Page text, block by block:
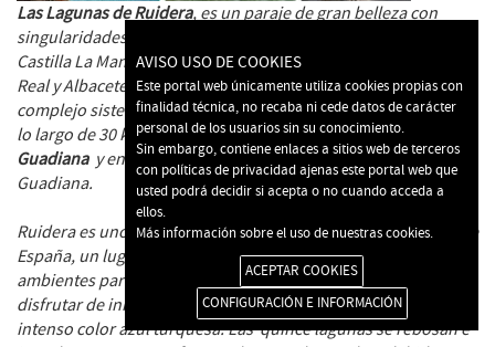
Las Lagunas de Ruidera, es un paraje de gran belleza con
singularidades paisajísticas y geológicas, localizado en
Castilla La Mancha, en los límites de las provincias de Ciudad
Real y Albacete. Este parque natural está formado por un
complejo sistema lagunar formado por quince lagunas, que a
lo largo de 30 kilómetros constituyen el valle delAlto
Guadianay en su parte más alta el lugar de nacimiento del río
Guadiana.
Ruidera es uno de los parajes naturales más sorprendentes de
España, un lugar de gran valor paisajístico, con diversidad de
ambientes para descubrir y recorrer conociendo sus lagunas,
disfrutar de inmensas lagunas, de aguas trasparentes e
intenso color azul turquesa. Las quince lagunas se rebosan e
AVISO USO DE COOKIES
Este portal web únicamente utiliza cookies propias con
finalidad técnica, no recaba ni cede datos de carácter
personal de los usuarios sin su conocimiento.
Sin embargo, contiene enlaces a sitios web de terceros
con políticas de privacidad ajenas este portal web que
usted podrá decidir si acepta o no cuando acceda a
ellos.
Más información sobre el uso de nuestras cookies.
ACEPTAR COOKIES
CONFIGURACIÓN E INFORMACIÓN